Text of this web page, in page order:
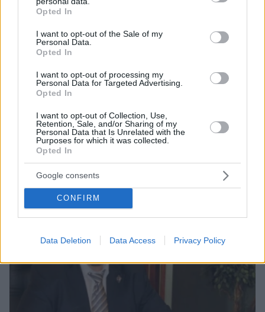
grant or deny consent to Google and its third-party tags to
use your data for below specified purposes in below Google
consent section.
Opted In
I want to opt-out of the Sale of my
Personal Data.
Opted In
I want to opt-out of processing my
Personal Data for Targeted Advertising.
Opted In
I want to opt-out of Collection, Use,
Retention, Sale, and/or Sharing of my
Personal Data that Is Unrelated with the
Purposes for which it was collected.
Opted In
Google consents
CONFIRM
Data Deletion Data Access Privacy Policy
Fuel Pass - Τι πρέπει να γνωρίζουν οι δικαιούχοι
Σχετικά Άρθρα
Ακολουθήστε το
Δείτε όλες τις τελευταίες
Protothema.gr